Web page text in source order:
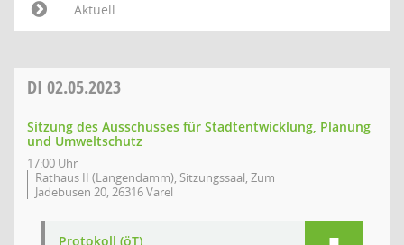
Aktuell
DI 02.05.2023
Sitzung des Ausschusses für Stadtentwicklung, Planung
und Umweltschutz
17:00 Uhr
Rathaus II (Langendamm), Sitzungssaal, Zum
Jadebusen 20, 26316 Varel
Protokoll (öT)